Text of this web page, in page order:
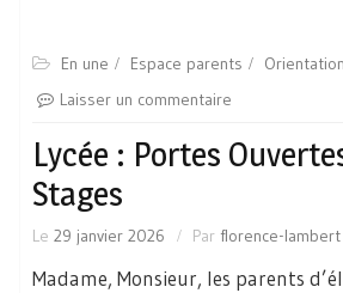
En une Espace parents
Orientation
Laisser un commentaire
Lycée : Portes
Stages
Le 29 janvier 2026 Par florence-lambert
Madame, Monsieur, les parents